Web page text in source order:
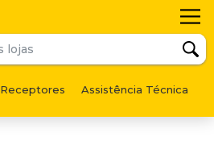
Receptores Assistência Técnica